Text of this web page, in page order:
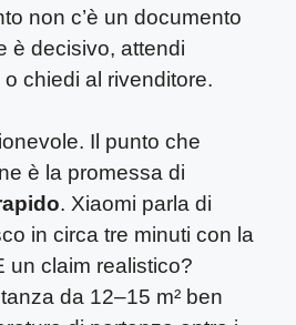
non c’è un documento
è decisivo, attendi
o chiedi al rivenditore.
Il punto che
è la promessa di
. Xiaomi parla di
in circa tre minuti con la
un claim realistico?
da 12–15 m² ben